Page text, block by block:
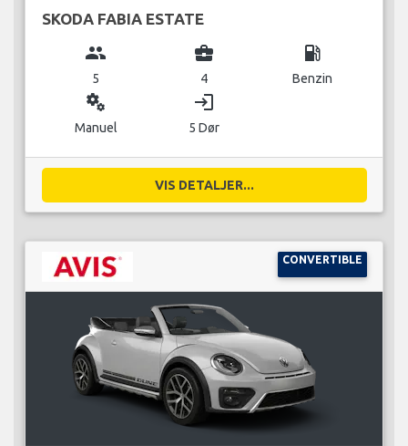
SKODA FABIA ESTATE
group
5
business_center
4
local_gas_station
Benzin
miscellaneous_services
Manuel
login
5 Dør
VIS DETALJER...
CONVERTIBLE